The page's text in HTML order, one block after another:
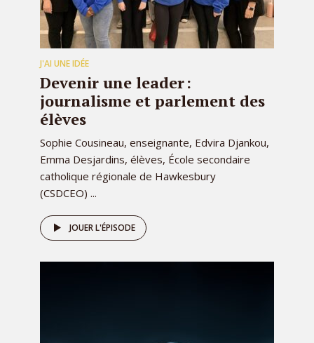
J'AI UNE IDÉE
Devenir une leader :
journalisme et parlement des
élèves
Sophie Cousineau, enseignante, Edvira Djankou,
Emma Desjardins, élèves, École secondaire
catholique régionale de Hawkesbury
(CSDCEO) ...
JOUER L'ÉPISODE